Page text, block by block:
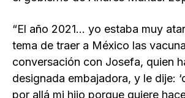
“El año 2021… yo estaba muy
tema de traer a México las
conversación con Josefa, quien
designada embajadora, y le dije:
por allá mi hijo porque quiere